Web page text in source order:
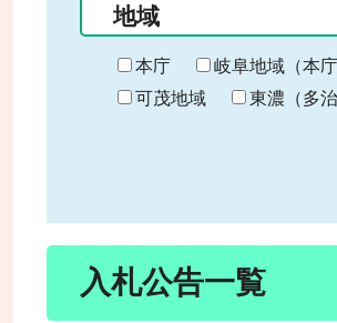
の
始
ま
り
地域
本庁 岐阜地域（本庁
可茂地域
東濃（多
入札公告一覧